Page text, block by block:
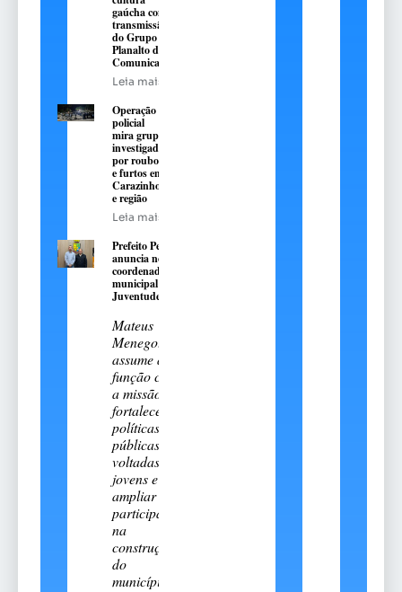
gaúcha com
transmissão
do Grupo
Planalto de
Comunicação
Leia mais
Operação
policial
mira grupo
investigado
por roubos
e furtos em
Carazinho
e região
Leia mais
Prefeito Pedro
anuncia novo
coordenador
municipal da
Juventude
Mateus
Menegotto
assume a
função com
a missão de
fortalecer
políticas
públicas
voltadas aos
jovens e
ampliar sua
participação
na
construção
do
município